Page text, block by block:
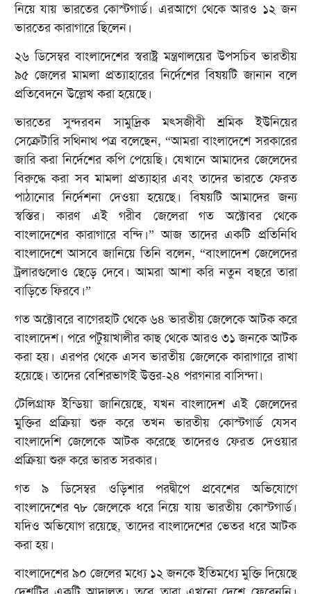
নিয়ে যায় ভারতের কোস্টগার্ড। এরআগে থেকে আরও ১২ জন
ভারতের কারাগারে ছিলেন।
২৬ ডিসেম্বর বাংলাদেশের স্বরাষ্ট্র মন্ত্রণালয়ের উপসচিব ভারতীয়
৯৫ জেলের মামলা প্রত্যাহারের নির্দেশের বিষয়টি জানান বলে
প্রতিবেদনে উল্লেখ করা হয়েছে।
ভারতের সুন্দরবন সামুদ্রিক মৎসজীবী শ্রমিক ইউনিয়ের
সেক্রেটারি সথিনাথ পত্র বলেছেন, “আমরা বাংলাদেশে সরকারের
জারি করা নির্দেশের কপি পেয়েছি। যেখানে আমাদের জেলেদের
বিরুদ্ধে করা সব মামলা প্রত্যাহার এবং তাদের ভারতে ফেরত
পাঠানোর নির্দেশনা দেওয়া হয়েছে। বিষয়টি আমাদের জন্য
স্বস্তির। কারণ এই গরীব জেলেরা গত অক্টোবর থেকে
বাংলাদেশের কারাগারে বন্দি।” আজ তাদের একটি প্রতিনিধি
বাংলাদেশে আসবে জানিয়ে তিনি বলেন, “বাংলাদেশ জেলেদের
ট্রলারগুলোও ছেড়ে দেবে। আমরা আশা করি নতুন বছরে তারা
বাড়িতে ফিরবে।”
গত অক্টোবরে বাগেরহাট থেকে ৬৪ ভারতীয় জেলেকে আটক করে
বাংলাদেশ। পরে পটুয়াখালীর কাছ থেকে আরও ৩১ জনকে আটক
করা হয়। এরপর থেকে এসব ভারতীয় জেলেকে কারাগারে রাখা
হয়েছে। তাদের বেশিরভাগই উত্তর-২৪ পরগনার বাসিন্দা।
টেলিগ্রাফ ইন্ডিয়া জানিয়েছে, যখন বাংলাদেশ এই জেলেদের
মুক্তির প্রক্রিয়া শুরু করে তখন ভারতীয় কোস্টগার্ড যেসব
বাংলাদেশি জেলেকে আটক করেছে তাদেরও ফেরত দেওয়ার
প্রক্রিয়া শুরু করে ভারত সরকার।
গত ৯ ডিসেম্বর ওড়িশার পরদ্বীপে প্রবেশের অভিযোগে
বাংলাদেশের ৭৮ জেলেকে ধরে নিয়ে যায় ভারতীয় কোস্টগার্ড।
যদিও অভিযোগ রয়েছে, তাদের বাংলাদেশের ভেতর ধরে আটক
করা হয়।
বাংলাদেশের ৯০ জেলের মধ্যে ১২ জনকে ইতিমধ্যে মুক্তি দিয়েছে